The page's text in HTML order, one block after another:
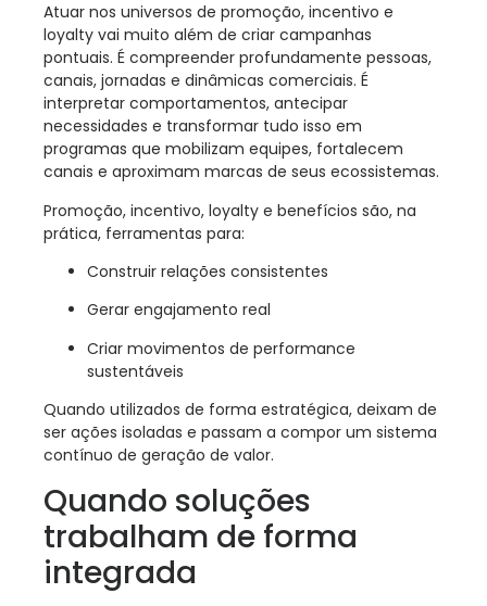
Atuar nos universos de promoção, incentivo e
loyalty vai muito além de criar campanhas
pontuais. É compreender profundamente pessoas,
canais, jornadas e dinâmicas comerciais. É
interpretar comportamentos, antecipar
necessidades e transformar tudo isso em
programas que mobilizam equipes, fortalecem
canais e aproximam marcas de seus ecossistemas.
Promoção, incentivo, loyalty e benefícios são, na
prática, ferramentas para:
Construir relações consistentes
Gerar engajamento real
Criar movimentos de performance
sustentáveis
Quando utilizados de forma estratégica, deixam de
ser ações isoladas e passam a compor um sistema
contínuo de geração de valor.
Quando soluções
trabalham de forma
integrada